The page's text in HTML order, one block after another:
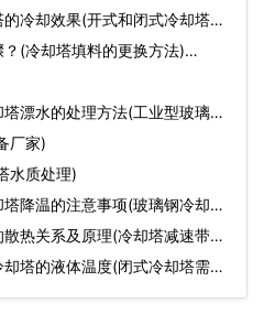
冷却效果(开式和闭式冷却塔冷
(冷却塔填料的更换方法)…
漂水的处理方法(工业型玻璃钢
厂家)
水质处理)
降温的注意事项(玻璃钢冷却塔
热关系及原理(冷却塔减速带有
塔的液体温度(闭式冷却塔需要